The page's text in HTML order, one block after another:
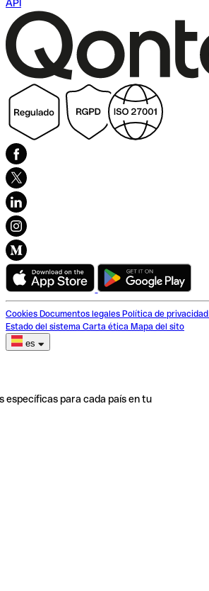
API
Cookies Documentos legales Política de privacidad
Estado del sistema Carta ética Mapa del sito
es
específicas para cada país en tu